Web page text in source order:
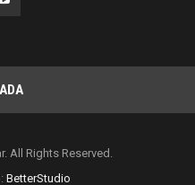
All Rights Reserved.
BetterStudio